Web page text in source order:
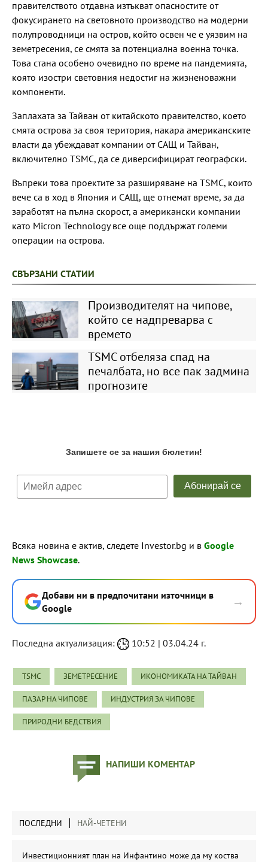
правителството отдавна изтъкват опасностите от
фокусирането на световното производство на модерни
полупроводници на остров, който освен че е уязвим на
земетресения, се смята за потенциална военна точка.
Това стана особено очевидно по време на пандемията,
която изостри световния недостиг на жизненоважни
компоненти.
Заплахата за Тайван от китайското правителство, което
смята острова за своя територия, накара американските
власти да убеждават компании от САЩ и Тайван,
включително TSMC, да се диверсифицират географски.
Въпреки това проектите за разширяване на TSMC, които
вече са в ход в Япония и САЩ, ще отнемат време, за да
заработят на пълна скорост, а американски компании
като Micron Technology все още поддържат големи
операции на острова.
СВЪРЗАНИ СТАТИИ
Производителят на чипове,
който се надпреварва с
времето
TSMC отбеляза спад на
печалбата, но все пак задмина
прогнозите
Всяка новина е актив, следете Investor.bg и в Google
News Showcase.
Добави ни в предпочитани източници в
Google
→
Последна актуализация: 10:52 | 03.04.24 г.
TSMC ЗЕМЕТРЕСЕНИЕ ИКОНОМИКАТА НА ТАЙВАН
ПАЗАР НА ЧИПОВЕ ИНДУСТРИЯ ЗА ЧИПОВЕ
ПРИРОДНИ БЕДСТВИЯ
НАПИШИ КОМЕНТАР
ПОСЛЕДНИ НАЙ-ЧЕТЕНИ
Инвестиционният план на Инфантино може да му коства